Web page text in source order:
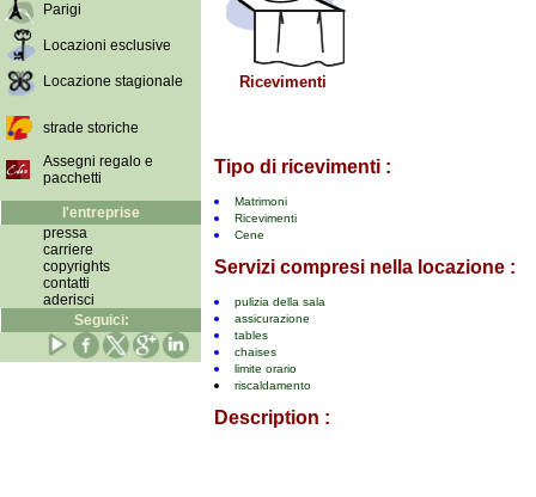
Parigi
Locazioni esclusive
Locazione stagionale
strade storiche
Assegni regalo e
pacchetti
l'entreprise
pressa
carriere
copyrights
contatti
aderisci
Seguici:
Ricevimenti
Tipo di ricevimenti :
Matrimoni
Ricevimenti
Cene
Servizi compresi nella locazione :
pulizia della sala
assicurazione
tables
chaises
limite orario
riscaldamento
Description :